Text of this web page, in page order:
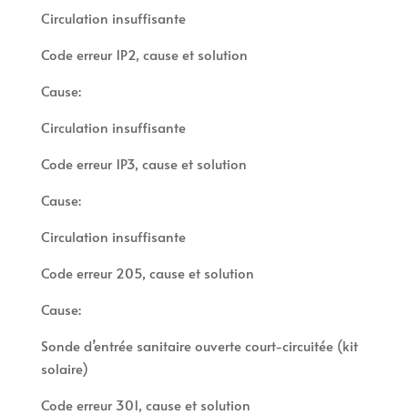
Circulation insuffisante
Code erreur 1P2, cause et solution
Cause:
Circulation insuffisante
Code erreur 1P3, cause et solution
Cause:
Circulation insuffisante
Code erreur 205, cause et solution
Cause:
Sonde d’entrée sanitaire ouverte court-circuitée (kit
solaire)
Code erreur 301, cause et solution